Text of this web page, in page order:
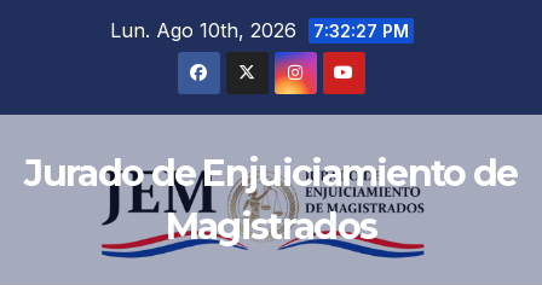
Lun. Ago 10th, 2026 7:32:28 PM
Jurado de Enjuiciamiento de
Magistrados